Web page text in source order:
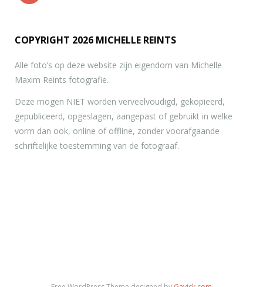
COPYRIGHT 2026 MICHELLE REINTS
Alle foto’s op deze website zijn eigendom van Michelle
Maxim Reints fotografie.
Deze mogen NIET worden verveelvoudigd, gekopieerd,
gepubliceerd, opgeslagen, aangepast of gebruikt in welke
vorm dan ook, online of offline, zonder voorafgaande
schriftelijke toestemming van de fotograaf.